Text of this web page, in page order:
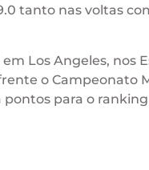
tanto nas voltas
Los Angeles, nos
o Campeonato
para o